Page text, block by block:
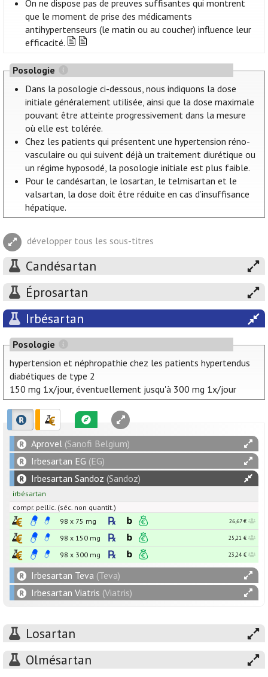
On ne dispose pas de preuves suffisantes qui montrent
que le moment de prise des médicaments
antihypertenseurs (le matin ou au coucher) influence leur
efficacité.
Posologie
Dans la posologie ci-dessous, nous indiquons la dose
initiale généralement utilisée, ainsi que la dose maximale
pouvant être atteinte progressivement dans la mesure
où elle est tolérée.
Chez les patients qui présentent une hypertension réno-
vasculaire ou qui suivent déjà un traitement diurétique ou
un régime hyposodé, la posologie initiale est plus faible.
Pour le candésartan, le losartan, le telmisartan et le
valsartan, la dose doit être réduite en cas d’insuffisance
hépatique.
développer tous les sous-titres
Candésartan
Éprosartan
Irbésartan
Posologie
hypertension et néphropathie chez les patients hypertendus
diabétiques de type 2
150 mg 1x/jour, éventuellement jusqu'à 300 mg 1x/jour
Aprovel (Sanofi Belgium)
Irbesartan EG (EG)
Irbesartan Sandoz (Sandoz)
irbésartan
compr. pellic. (séc. non quantit.)
98 x 75 mg 26,67 €
98 x 150 mg 25,21 €
98 x 300 mg 23,24 €
Irbesartan Teva (Teva)
Irbesartan Viatris (Viatris)
Losartan
Olmésartan